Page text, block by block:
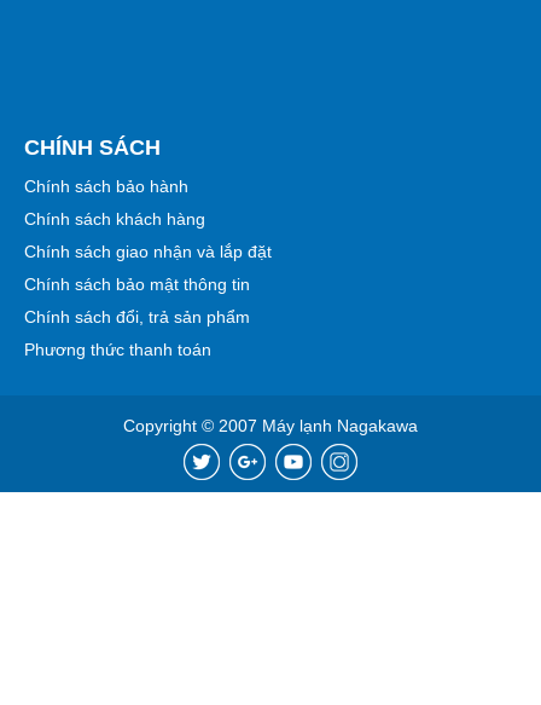
CHÍNH SÁCH
Chính sách bảo hành
Chính sách khách hàng
Chính sách giao nhận và lắp đặt
Chính sách bảo mật thông tin
Chính sách đổi, trả sản phẩm
Phương thức thanh toán
Copyright © 2007 Máy lạnh Nagakawa